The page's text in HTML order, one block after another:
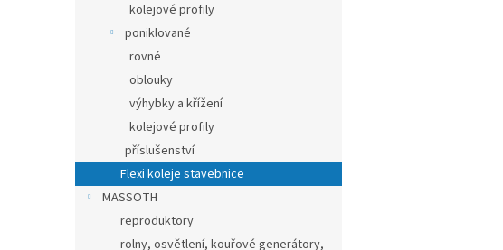
kolejové profily
poniklované
rovné
oblouky
výhybky a křížení
kolejové profily
příslušenství
Flexi koleje stavebnice
MASSOTH
reproduktory
rolny, osvětlení, kouřové generátory,